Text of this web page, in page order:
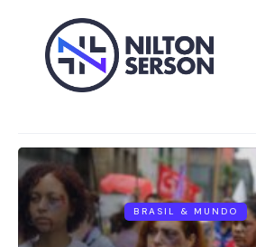
BRASIL & MUNDO